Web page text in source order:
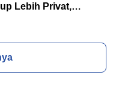
Lebih Privat,